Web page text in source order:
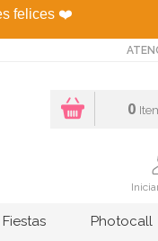
felices ❤️
0
Photocall